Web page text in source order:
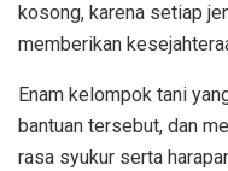
kosong, karena setiap
memberikan
Enam kelompok tani
bantuan tersebut, dan
rasa syukur serta